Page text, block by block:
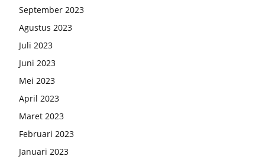
September 2023
Agustus 2023
Juli 2023
Juni 2023
Mei 2023
April 2023
Maret 2023
Februari 2023
Januari 2023